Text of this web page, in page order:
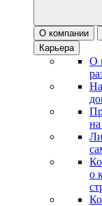
О компании
Карьера
О
о